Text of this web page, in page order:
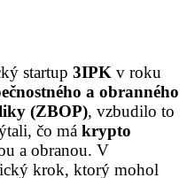
startup 3IPK v roku
a obranného
(ZBOP), vzbudilo to
čo má krypto
a obranou. V
krok, ktorý mohol